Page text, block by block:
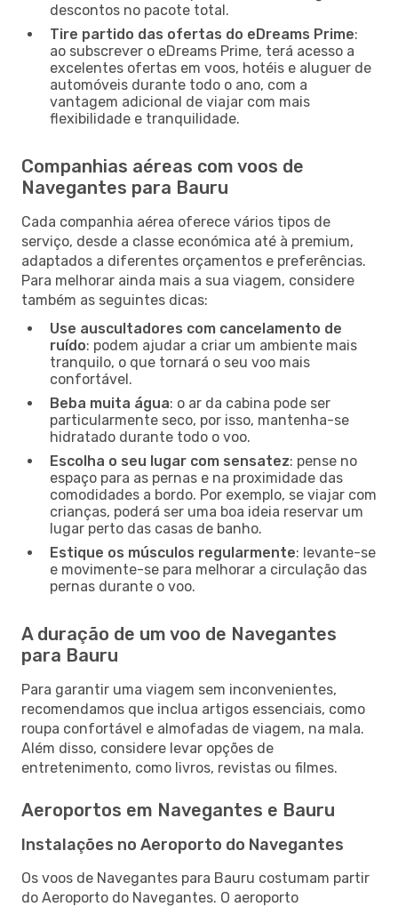
descontos no pacote total.
Tire partido das ofertas do eDreams Prime:
ao subscrever o eDreams Prime, terá acesso a
excelentes ofertas em voos, hotéis e aluguer de
automóveis durante todo o ano, com a
vantagem adicional de viajar com mais
flexibilidade e tranquilidade.
Companhias aéreas com voos de
Navegantes para Bauru
Cada companhia aérea oferece vários tipos de
serviço, desde a classe económica até à premium,
adaptados a diferentes orçamentos e preferências.
Para melhorar ainda mais a sua viagem, considere
também as seguintes dicas:
Use auscultadores com cancelamento de
ruído: podem ajudar a criar um ambiente mais
tranquilo, o que tornará o seu voo mais
confortável.
Beba muita água: o ar da cabina pode ser
particularmente seco, por isso, mantenha-se
hidratado durante todo o voo.
Escolha o seu lugar com sensatez: pense no
espaço para as pernas e na proximidade das
comodidades a bordo. Por exemplo, se viajar com
crianças, poderá ser uma boa ideia reservar um
lugar perto das casas de banho.
Estique os músculos regularmente: levante-se
e movimente-se para melhorar a circulação das
pernas durante o voo.
A duração de um voo de Navegantes
para Bauru
Para garantir uma viagem sem inconvenientes,
recomendamos que inclua artigos essenciais, como
roupa confortável e almofadas de viagem, na mala.
Além disso, considere levar opções de
entretenimento, como livros, revistas ou filmes.
Aeroportos em Navegantes e Bauru
Instalações no Aeroporto do Navegantes
Os voos de Navegantes para Bauru costumam partir
do Aeroporto do Navegantes. O aeroporto